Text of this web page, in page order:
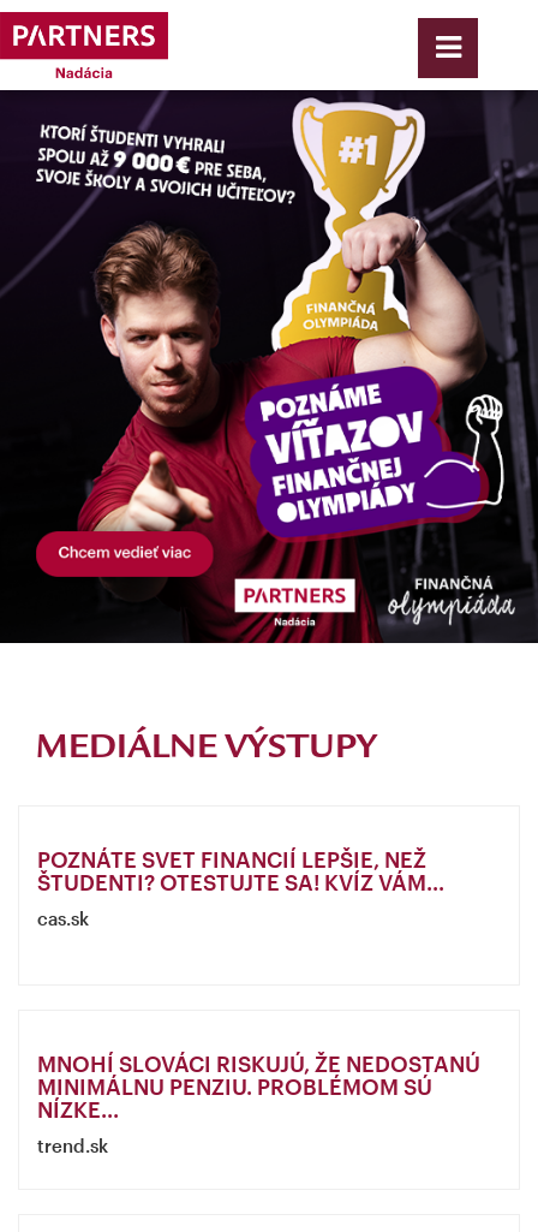
MEDIÁLNE VÝSTUPY
POZNÁTE SVET FINANCIÍ LEPŠIE, NEŽ
ŠTUDENTI? OTESTUJTE SA! KVÍZ VÁM...
cas.sk
MNOHÍ SLOVÁCI RISKUJÚ, ŽE NEDOSTANÚ
MINIMÁLNU PENZIU. PROBLÉMOM SÚ
NÍZKE...
trend.sk